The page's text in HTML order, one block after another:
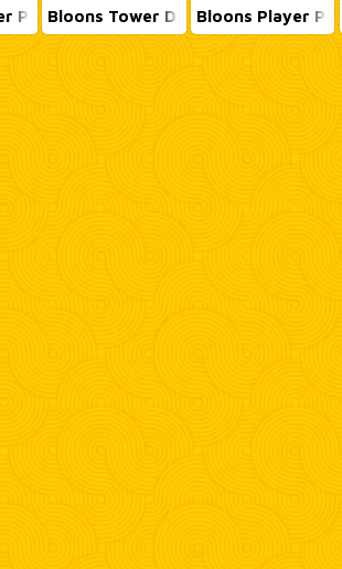
Pack 3Bloons Tower Defense 2Bloons Player